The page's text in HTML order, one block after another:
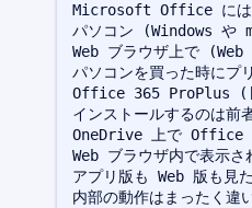
Microsoft Office には
パソコン (Windows や
Web ブラウザ上で
パソコンを買った時にプ
Office 365 ProPlus
インストールするのは前
OneDrive 上で Office
Web ブラウザ内で表示さ
アプリ版も Web 版も見
内部の動作はまったく違